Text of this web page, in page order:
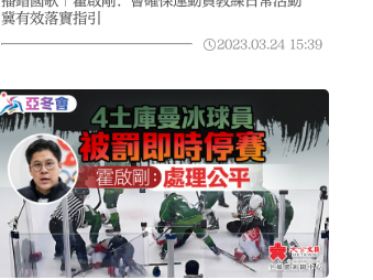
冀有效落實指引
2023.03.24 15:39